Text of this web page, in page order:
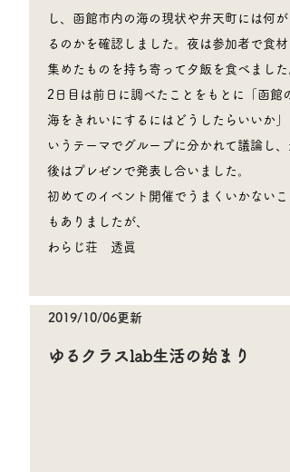
し、函館市内の海の現状や弁天町には何が
るのかを確認しました。夜は参加者で食材
集めたものを持ち寄って夕飯を食べました
2日目は前日に調べたことをもとに「函館の
海をきれいにするにはどうしたらいいか」
いうテーマでグループに分かれて議論し、
後はプレゼンで発表し合いました。
初めてのイベント開催でうまくいかないこ
もありましたが、
​わらじ荘 透眞
2019/10/06更新
​ゆるクラスlab生活の始まり